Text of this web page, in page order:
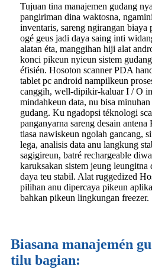
Tujuan tina manajemen gudang
pangiriman dina waktosna,
inventaris, sareng ngirangan biaya
ogé geus jadi daya saing inti
alatan éta, manggihan hiji alat
konci pikeun nyieun sistem
éfisién. Hosoton scanner PDA
tablet pc android nampilkeun
canggih, well-dipikir-kaluar I / O
mindahkeun data, nu bisa
gudang. Ku ngadopsi téknologi
panganyarna sareng desain
tiasa nawiskeun ngolah gancang,
lega, analisis data anu langkung
sagigireun, batré rechargeable
karuksakan sistem jeung leungitna
daya teu stabil. Alat ruggedized
pilihan anu dipercaya pikeun
bahkan pikeun lingkungan freezer.
Biasana manajemén
tilu bagian: